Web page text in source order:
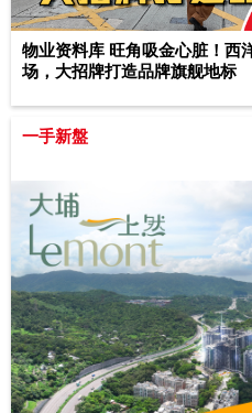
物业资料库 旺角吸金心脏！西
场，大招牌打造品牌旗舰地标
一手新盤